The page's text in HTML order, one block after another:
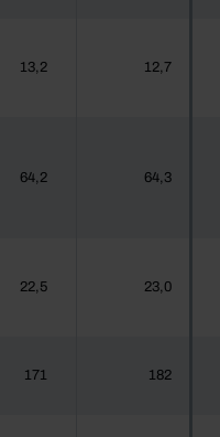
13,2 12,7
64,2 64,3
22,5 23,0
171 182